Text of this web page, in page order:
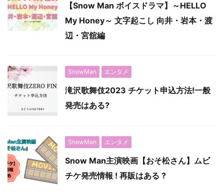
【Snow Man ボイスドラマ】～HELLO
My Honey～ 文字起こし 向井・岩本・渡
辺・宮舘編
SnowMan エンタメ
滝沢歌舞伎2023 チケット申込方法!一般
発売はある?
SnowMan エンタメ
Snow Man主演映画【おそ松さん】ムビ
チケ発売情報 ! 再販はある ?